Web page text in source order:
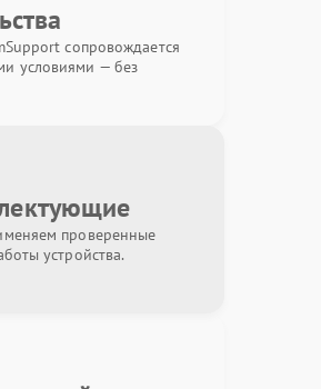
сопровождается
условиями — без
проверенные
устройства.